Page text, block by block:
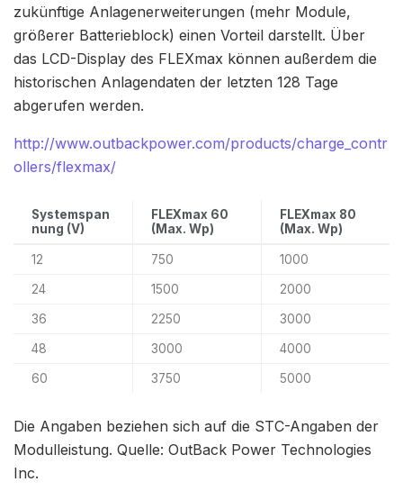
zukünftige Anlagenerweiterungen (mehr Module,
größerer Batterieblock) einen Vorteil darstellt. Über
das LCD-Display des FLEXmax können außerdem die
historischen Anlagendaten der letzten 128 Tage
abgerufen werden.
http://www.outbackpower.com/products/charge_contr
ollers/flexmax/
Systemspan
nung (V)
FLEXmax 60
(Max. Wp)
FLEXmax 80
(Max. Wp)
12 750 1000
24 1500 2000
36 2250 3000
48 3000 4000
60 3750 5000
Die Angaben beziehen sich auf die STC-Angaben der
Modulleistung. Quelle: OutBack Power Technologies
Inc.